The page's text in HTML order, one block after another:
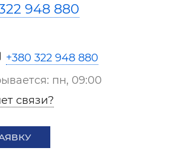
948 880
+380 322 948 880
пн, 09:00
связи?